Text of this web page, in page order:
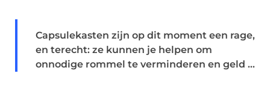
Capsulekasten zijn op dit moment een rage,
en terecht: ze kunnen je helpen om
onnodige rommel te verminderen en geld ...